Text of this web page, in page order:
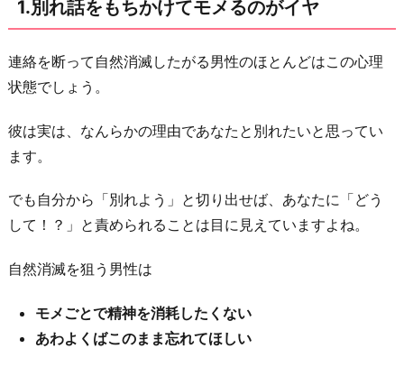
他
に
興
味
う
つ
た
別
話
を
1.別れ話をもちかけてモメるのがイヤ
連絡を断って自然消滅したがる男性のほとんどはこの心理
状態でしょう。
彼は実は、なんらかの理由であなたと別れたいと思ってい
ます。
でも自分から「別れよう」と切り出せば、あなたに「どう
して！？」と責められることは目に見えていますよね。
自然消滅を狙う男性は
モメごとで精神を消耗したくない
あわよくばこのまま忘れてほしい